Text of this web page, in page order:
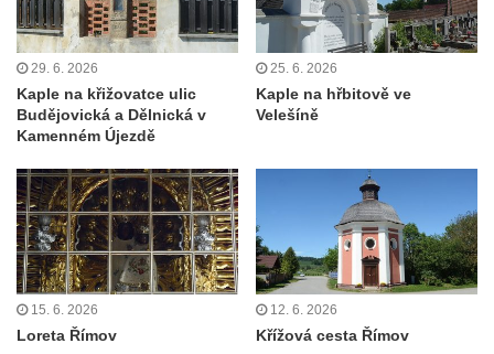
Lahošti
Kostel svatého Mikuláše v Mikulášovicích
Kaple Tří otců v Mikulášovicích
Kaple Matky Boží v Mikulášovicích
Kaple Andělů strážných (Fürleova kaple) v
Mikulášovicích
Balzerova kaple v Mikulášovicích
Kostel svatého Václava ve Šluknově
Kostel svatého Mikuláše v Třebušíně
Klášterní kostel svatého Františka z Assisi v
Zákupech
29. 6. 2026
Kaple na křižovatce ulic
Budějovická a Dělnická v
Kamenném Újezdě
25. 6. 2026
Kaple na hřbitově ve
Velešíně
15. 6. 2026
Loreta Římov
12. 6. 2026
Křížová cesta Římov